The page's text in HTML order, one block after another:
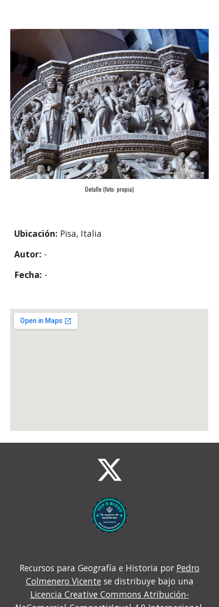
Detalle (foto: propia)
Ubicación: Pisa, Italia
Autor: -
Fecha: -
Recursos para Geografía e Historia por Pedro
Colmenero Vicente se distribuye bajo una
Licencia Creative Commons Atribución-